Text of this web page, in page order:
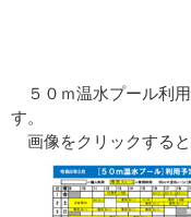
５０ｍ温水プール利
す。
画像をクリックする